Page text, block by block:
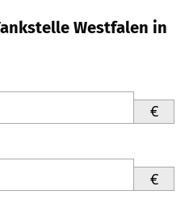
Westfalen in
€
€